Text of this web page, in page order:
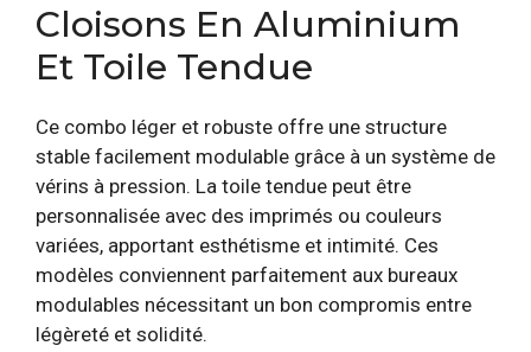
Cloisons En Aluminium
Et Toile Tendue
Ce combo léger et robuste offre une structure
stable facilement modulable grâce à un système de
vérins à pression. La toile tendue peut être
personnalisée avec des imprimés ou couleurs
variées, apportant esthétisme et intimité. Ces
modèles conviennent parfaitement aux bureaux
modulables nécessitant un bon compromis entre
légèreté et solidité.